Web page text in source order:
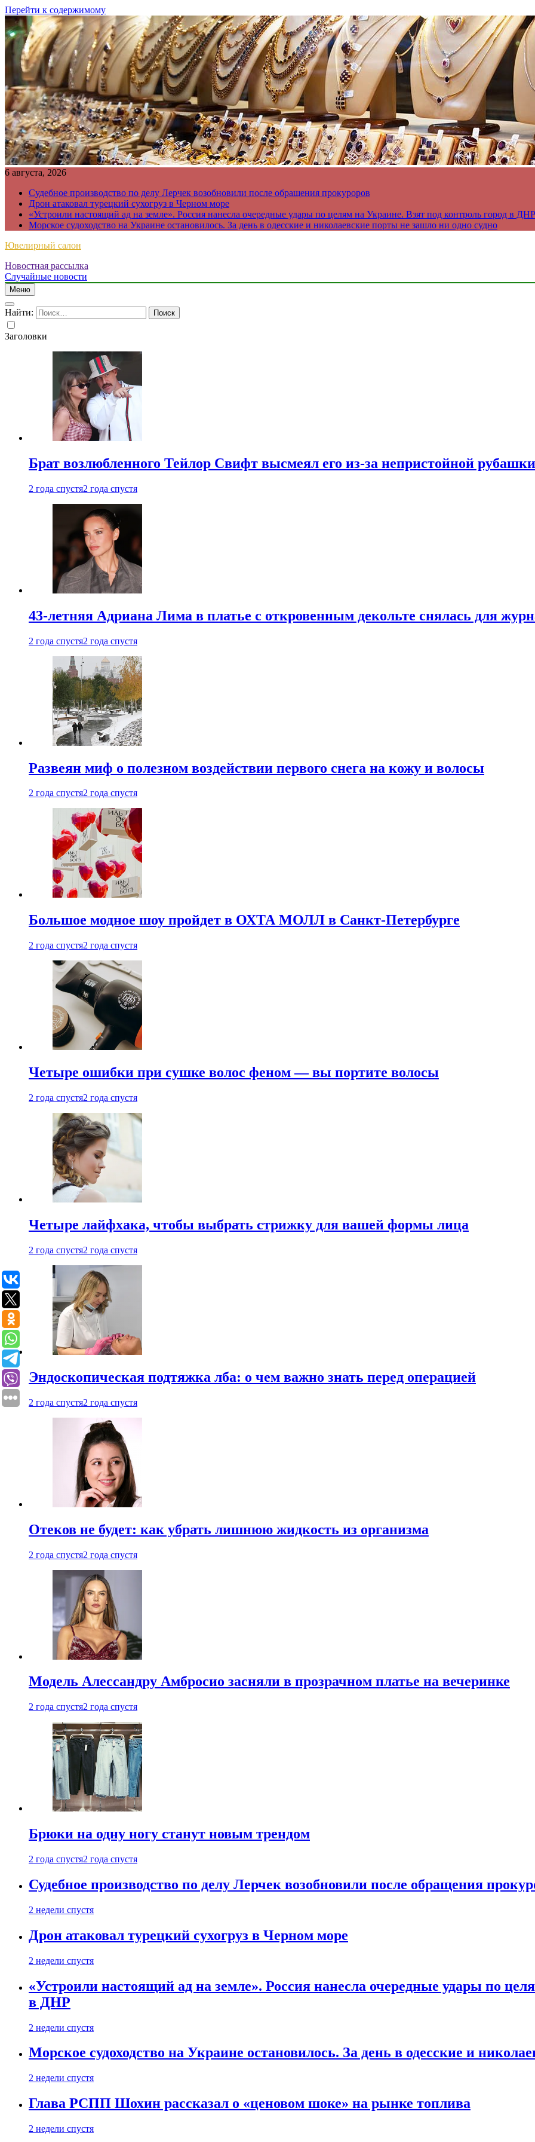
Перейти к содержимому
6 августа, 2026
Судебное производство по делу Лерчек возобновили после обращения прокуроров
Дрон атаковал турецкий сухогруз в Черном море
«Устроили настоящий ад на земле». Россия нанесла очередные удары по целям на Украине. Взят под контроль город в ДНР
Морское судоходство на Украине остановилось. За день в одесские и николаевские порты не зашло ни одно судно
Ювелирный салон
Новостная рассылка
Случайные новости
Меню
Найти:
Заголовки
Брат возлюбленного Тейлор Свифт высмеял его из-за непристойной
2 года спустя2 года спустя
43-летняя Адриана Лима в платье с откровенным декольте снялась для
2 года спустя2 года спустя
Развеян миф о полезном воздействии первого снега на кожу и волосы
2 года спустя2 года спустя
Большое модное шоу пройдет в ОХТА МОЛЛ в Санкт-Петербурге
2 года спустя2 года спустя
Четыре ошибки при сушке волос феном — вы портите волосы
2 года спустя2 года спустя
Четыре лайфхака, чтобы выбрать стрижку для вашей формы лица
2 года спустя2 года спустя
Эндоскопическая подтяжка лба: о чем важно знать перед операцией
2 года спустя2 года спустя
Отеков не будет: как убрать лишнюю жидкость из организма
2 года спустя2 года спустя
Модель Алессандру Амбросио засняли в прозрачном платье на вечеринке
2 года спустя2 года спустя
Брюки на одну ногу станут новым трендом
2 года спустя2 года спустя
Судебное производство по делу Лерчек возобновили после обращения
2 недели спустя
Дрон атаковал турецкий сухогруз в Черном море
2 недели спустя
«Устроили настоящий ад на земле». Россия нанесла очередные удары по
в ДНР
2 недели спустя
Морское судоходство на Украине остановилось. За день в одесские и
2 недели спустя
Глава РСПП Шохин рассказал о «ценовом шоке» на рынке топлива
2 недели спустя